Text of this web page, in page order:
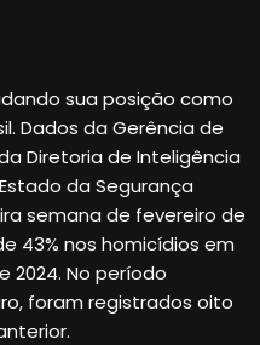
sua posição como
Dados da Gerência de
Diretoria de Inteligência
da Segurança
semana de fevereiro de
43% nos homicídios em
2024. No período
foram registrados oito